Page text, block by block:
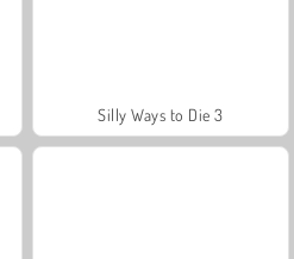
Silly Ways to Die 3